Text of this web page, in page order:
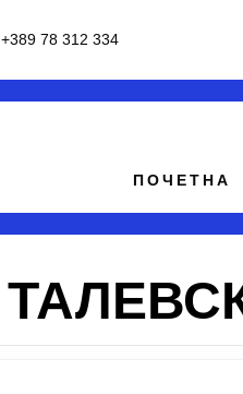
+389 78 312 334
ПОЧЕТНА